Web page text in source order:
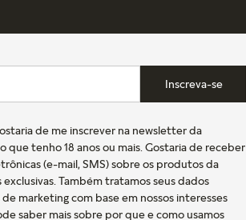
Inscreva-se
de me inscrever na newsletter da
que tenho 18 anos ou mais. Gostaria de receber
(e-mail, SMS) sobre os produtos da
Também tratamos seus dados
marketing com base em nossos interesses
saber mais sobre por que e como usamos